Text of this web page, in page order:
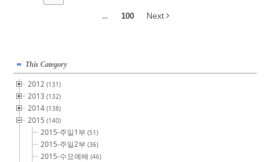
... 100 Next
This Category
2012(131)
2013(132)
2014(138)
2015(140)
2015-주일1부(51)
2015-주일2부(36)
2015-수요예배(46)